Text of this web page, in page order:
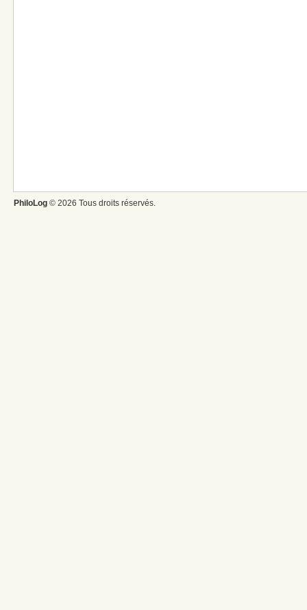
PhiloLog © 2026 Tous droits réservés.